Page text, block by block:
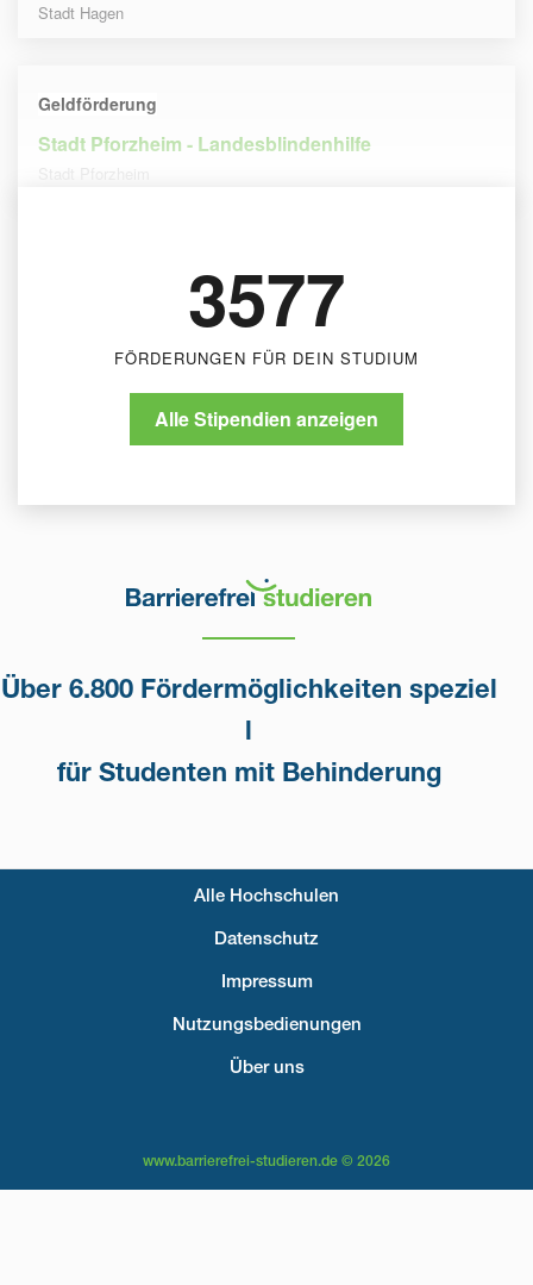
Stadt Hagen
Geldförderung
Stadt Pforzheim - Landesblindenhilfe
Stadt Pforzheim
3577
FÖRDERUNGEN FÜR DEIN STUDIUM
Alle Stipendien anzeigen
Über 6.800 Fördermöglichkeiten speziel
l
für Studenten mit Behinderung
Fußzeilenmenü
Alle Hochschulen
Datenschutz
Impressum
Nutzungsbedienungen
Über uns
www.barrierefrei-studieren.de © 2026